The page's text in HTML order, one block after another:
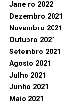
Janeiro 2022
Dezembro 2021
Novembro 2021
Outubro 2021
Setembro 2021
Agosto 2021
Julho 2021
Junho 2021
Maio 2021